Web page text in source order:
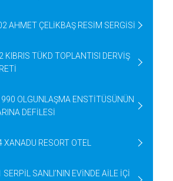
AHMET ÇELİKBAŞ RESİM SERGİSİ
KIBRIS TÜKD TOPLANTISI DERVİŞ
OLGUNLAŞMA ENSTİTÜSÜNÜN
DEFİLESİ
RESORT OTEL
SANLI’NIN EVİNDE AİLE İÇİ